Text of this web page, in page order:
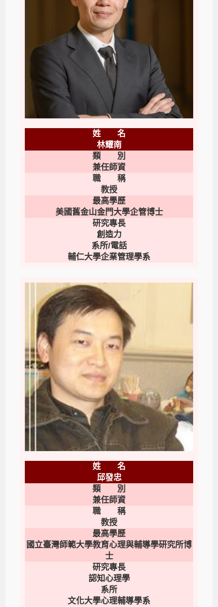
姓 名
林耀南
類 別
兼任師資
職 稱
教授
最高學歷
美國舊金山金門大學企管博士
研究專長
創造力
系所/電話
輔仁大學企業管理學系
姓 名
邱發忠
類 別
兼任師資
職 稱
教授
最高學歷
國立臺灣師範大學教育心理與輔導學研究所博
士
研究專長
認知心理學
系所
文化大學心理輔導學系